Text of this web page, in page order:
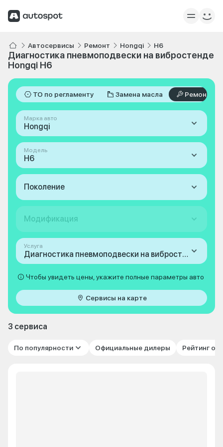
Автосервисы Ремонт Hongqi H6
Диагностика пневмоподвески на вибростенде
Hongqi H6
ТО по регламенту Замена масла Ремонт
Марка авто
Hongqi
Модель
H6
Поколение
Модификация
Услуга
Диагностика пневмоподвески на вибростенде
Чтобы увидеть цены, укажите полные параметры авто
Сервисы на карте
3 сервиса
По популярности Официальные дилеры Рейтинг